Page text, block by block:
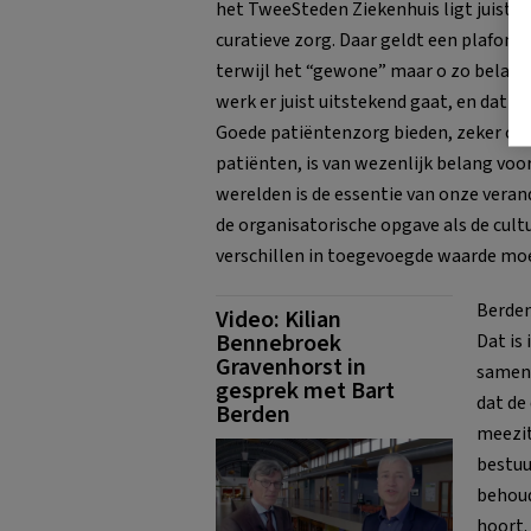
het TweeSteden Ziekenhuis ligt juist
curatieve zorg. Daar geldt een
terwijl het “gewone” maar o zo
werk er juist uitstekend gaat, en dat
Goede patiëntenzorg bieden, zeker ook
patiënten, is van wezenlijk belang
werelden is de essentie van onze
de organisatorische opgave als de
verschillen in toegevoegde waarde
Video: Kilian
Bennebroek
Gravenhorst in
gesprek met Bart
Berden
Dat is
dat
hoort.